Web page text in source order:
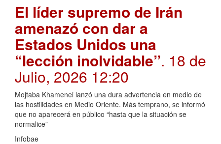
El líder supremo de Irán
amenazó con dar a
Estados Unidos una
“lección inolvidable”. 18 de
Julio, 2026 12:20
Mojtaba Khamenei lanzó una dura advertencia en medio de
las hostilidades en Medio Oriente. Más temprano, se informó
que no aparecerá en público “hasta que la situación se
normalice”
Infobae